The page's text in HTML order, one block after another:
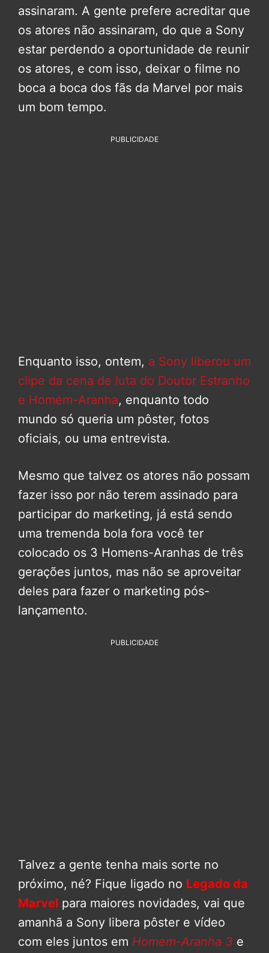
assinaram. A gente prefere acreditar que
os atores não assinaram, do que a Sony
estar perdendo a oportunidade de reunir
os atores, e com isso, deixar o filme no
boca a boca dos fãs da Marvel por mais
um bom tempo.
PUBLICIDADE
Enquanto isso, ontem, a Sony liberou um
clipe da cena de luta do Doutor Estranho
e Homem-Aranha, enquanto todo
mundo só queria um pôster, fotos
oficiais, ou uma entrevista.
Mesmo que talvez os atores não possam
fazer isso por não terem assinado para
participar do marketing, já está sendo
uma tremenda bola fora você ter
colocado os 3 Homens-Aranhas de três
gerações juntos, mas não se aproveitar
deles para fazer o marketing pós-
lançamento.
PUBLICIDADE
Talvez a gente tenha mais sorte no
próximo, né? Fique ligado no Legado da
Marvel para maiores novidades, vai que
amanhã a Sony libera pôster e vídeo
com eles juntos em Homem-Aranha 3 e